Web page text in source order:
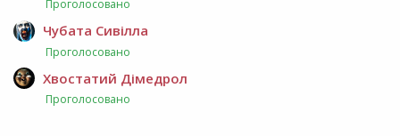
Проголосовано
Чубата Сивілла
Проголосовано
Хвостатий Дімедрол
Проголосовано